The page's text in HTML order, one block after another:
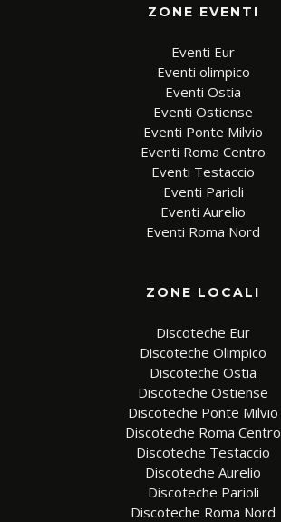
ZONE EVENTI
Eventi Eur
Eventi olimpico
Eventi Ostia
Eventi Ostiense
Eventi Ponte Milvio
Eventi Roma Centro
Eventi Testaccio
Eventi Parioli
Eventi Aurelio
Eventi Roma Nord
ZONE LOCALI
Discoteche Eur
Discoteche Olimpico
Discoteche Ostia
Discoteche Ostiense
Discoteche Ponte Milvio
Discoteche Roma Centro
Discoteche Testaccio
Discoteche Aurelio
Discoteche Parioli
Discoteche Roma Nord